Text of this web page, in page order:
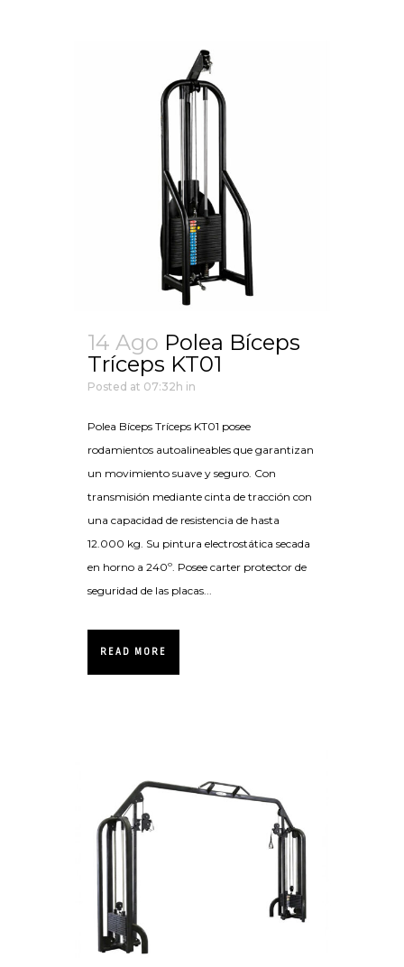
14 Ago Polea Bíceps
Tríceps KT01
Posted at 07:32h in
Polea Bíceps Tríceps KT01 posee
rodamientos autoalineables que garantizan
un movimiento suave y seguro. Con
transmisión mediante cinta de tracción con
una capacidad de resistencia de hasta
12.000 kg. Su pintura electrostática secada
en horno a 240º. Posee carter protector de
seguridad de las placas...
READ MORE